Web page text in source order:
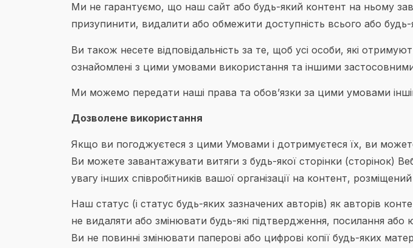
Ми не гарантуємо, що наш сайт або будь-який контент на ньому
призупинити, видалити або обмежити доступність всього або
Ви також несете відповідальність за те, щоб усі особи, які
ознайомлені з цими умовами використання та іншими
Ми можемо передати наші права та обов’язки за цими умовами іншій
Дозволене використання
Якщо ви погоджуєтеся з цими Умовами і дотримуєтеся їх, ви
Ви можете завантажувати витяги з будь-якої сторінки (сторінок)
увагу інших співробітників вашої організації на контент,
Наш статус (і статус будь-яких зазначених авторів) як авторів
не видаляти або змінювати будь-які підтвердження, посилання або
Ви не повинні змінювати паперові або цифрові копії будь-яких